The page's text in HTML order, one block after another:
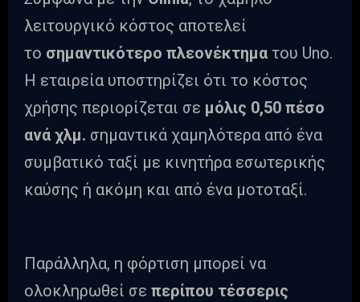
λειτουργικό κόστος αποτελεί
το σημαντικότερο πλεονέκτημα του Uno.
Η εταιρεία υποστηρίζει ότι το κόστος
χρήσης περιορίζεται σε μόλις 0,50 πέσο
ανά χλμ. σημαντικά χαμηλότερα από ένα
συμβατικό ταξί με κινητήρα εσωτερικής
καύσης ή ακόμη και από ένα μοτοταξί.
Παράλληλα, η φόρτιση μπορεί να
ολοκληρωθεί σε περίπου τέσσερις